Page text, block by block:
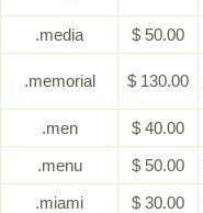
.media
$ 50.00
.memorial $ 130.00
.men
$ 40.00
.menu
$ 50.00
.miami
$ 30.00